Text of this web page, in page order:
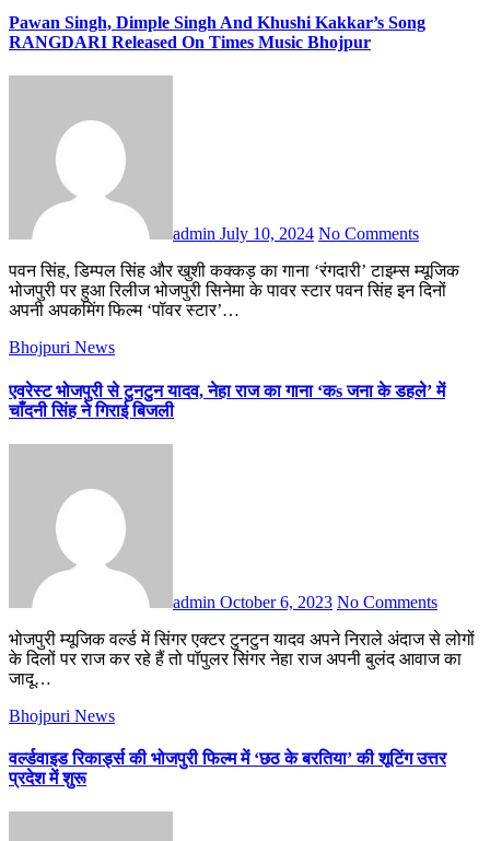
Pawan Singh, Dimple Singh And Khushi Kakkar’s Song
RANGDARI Released On Times Music Bhojpur
admin July 10, 2024 No Comments
पवन सिंह, डिम्पल सिंह और खुशी कक्कड़ का गाना ‘रंगदारी’ टाइम्स म्यूजिक
भोजपुरी पर हुआ रिलीज भोजपुरी सिनेमा के पावर स्टार पवन सिंह इन दिनों
अपनी अपकमिंग फिल्म ‘पॉवर स्टार’…
Bhojpuri News
एवरेस्ट भोजपुरी से टुनटुन यादव, नेहा राज का गाना ‘कs जना के डहले’ में
चाँदनी सिंह ने गिराई बिजली
admin October 6, 2023 No Comments
भोजपुरी म्यूजिक वर्ल्ड में सिंगर एक्टर टुनटुन यादव अपने निराले अंदाज से लोगों
के दिलों पर राज कर रहे हैं तो पॉपुलर सिंगर नेहा राज अपनी बुलंद आवाज का
जादू…
Bhojpuri News
वर्ल्डवाइड रिकार्ड्स की भोजपुरी फिल्म में ‘छठ के बरतिया’ की शूटिंग उत्तर
प्रदेश में शुरू